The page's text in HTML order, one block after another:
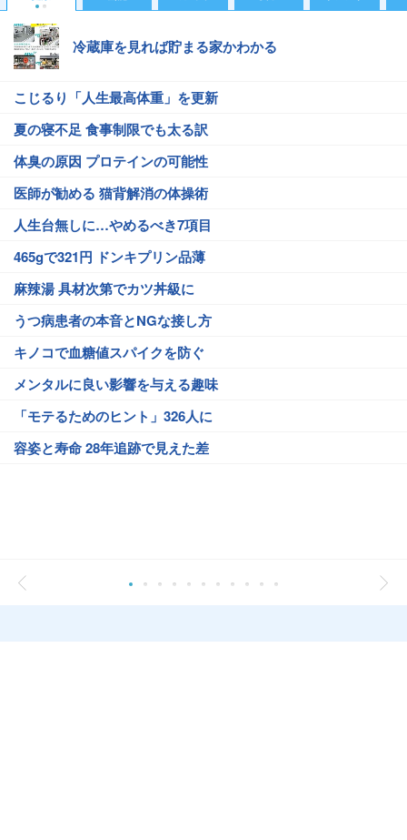
冷蔵庫を見れば貯まる家かわかる
こじるり「人生最高体重」を更新
夏の寝不足 食事制限でも太る訳
体臭の原因 プロテインの可能性
医師が勧める 猫背解消の体操術
人生台無しに…やめるべき7項目
465gで321円 ドンキプリン品薄
麻辣湯 具材次第でカツ丼級に
うつ病患者の本音とNGな接し方
キノコで血糖値スパイクを防ぐ
メンタルに良い影響を与える趣味
「モテるためのヒント」326人に
容姿と寿命 28年追跡で見えた差